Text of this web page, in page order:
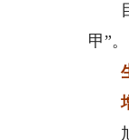
目
甲”。
生
增
旭